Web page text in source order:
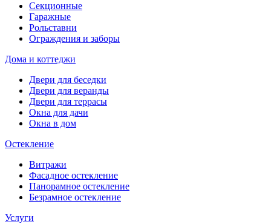
Секционные
Гаражные
Рольставни
Ограждения и заборы
Дома и коттеджи
Двери для беседки
Двери для веранды
Двери для террасы
Окна для дачи
Окна в дом
Остекление
Витражи
Фасадное остекление
Панорамное остекление
Безрамное остекление
Услуги